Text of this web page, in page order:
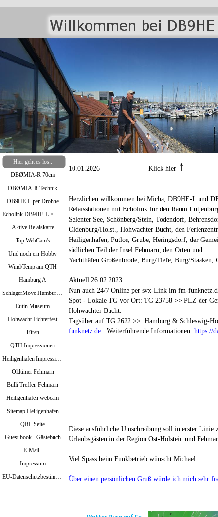
Hier geht es los..
DBØMIA-R 70cm
DBØMIA-R Technik
DB9HE-L per Drohne
Echolink DB9HE-L > Bild oben / DBØMIA-R >Bild unten
Aktive Relaiskarte
Top WebCam's
Und noch ein Hobby
Wind/Temp am QTH
Hamburg A
SchlagerMove Hamburg 2024
Eutin Museum
Hohwacht Lichterfest
Türen
QTH Impressionen
Heiligenhafen Impressionen
Oldtimer Fehmarn
Bulli Treffen Fehmarn
Heiligenhafen webcam
Sitemap Heiligenhafen
QRL Seite
Guest book - Gästebuch
E-Mail..
Impressum
EU-Datenschutzbestimmungen Mai 2018
10.01.2026 Klick hier ↑
Herzlichen willkommen bei Micha, DB9HE-L und
Relaisstationen mit Echolink für den Raum
Selenter See, Schönberg/Stein, Todendorf,
Oldenburg/Holst., Hohwachter Bucht, den
Heiligenhafen, Putlos, Grube, Heringsdorf, der
südlichen Teil der Insel Fehmarn, den Orten und
Yachthäfen Großenbrode, Burg/Tiefe, Burg/Staaken,
Aktuell 26.02.2023:
Nun auch 24/7 Online per svx-Link im fm-
Spot - Lokale TG vor Ort: TG 23758 >> PLZ der
Hohwachter Bucht.
Tagsüber auf TG 2622 >> Hamburg & Schleswig-
funknetz.de Weiterführende Informationen: https://
Diese ausführliche Umschreibung soll in erster Linie
Urlaubsgästen in der Region Ost-Holstein und
Viel Spass beim Funkbetrieb wünscht Michael..
Über einen persönlichen Gruß würde ich mich sehr